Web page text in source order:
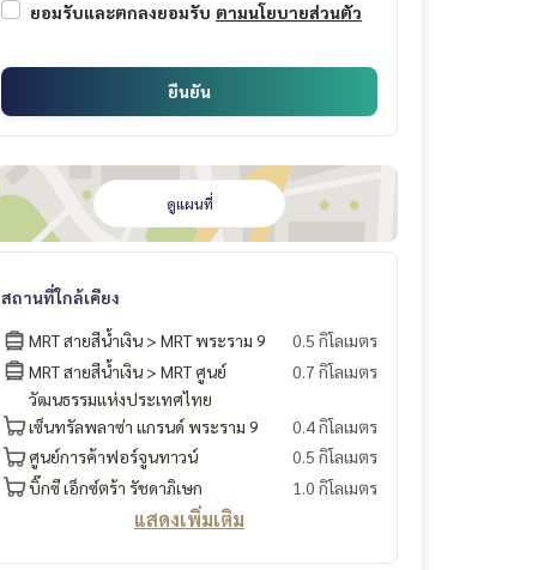
ยอมรับและตกลงยอมรับ ตามนโยบายส่วนตัว
ยืนยัน
ดูแผนที่
สถานที่ใกล้เคียง
MRT สายสีน้ำเงิน > MRT พระราม 9
0.5 กิโลเมตร
MRT สายสีน้ำเงิน > MRT ศูนย์
วัฒนธรรมแห่งประเทศไทย
0.7 กิโลเมตร
เซ็นทรัลพลาซ่า แกรนด์ พระราม 9
0.4 กิโลเมตร
ศูนย์การค้าฟอร์จูนทาวน์
0.5 กิโลเมตร
บิ๊กซี เอ็กซ์ตร้า รัชดาภิเษก
1.0 กิโลเมตร
แสดงเพิ่มเติม